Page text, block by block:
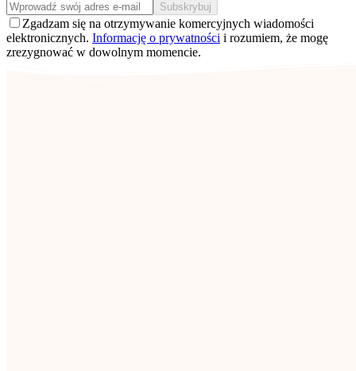
Subskrybuj
Zgadzam się na otrzymywanie komercyjnych wiadomości
elektronicznych. Informację o prywatności i rozumiem, że mogę
zrezygnować w dowolnym momencie.